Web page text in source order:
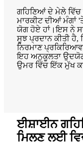
ਗਹਿਣਿਆਂ ਦੇ ਮੇਲੇ ਵਿੱਚ
ਮਾਰਕੀਟ ਦੀਆਂ ਮੰਗਾਂ
ਯੋਗ ਹੋਏ ਹਾਂ।ਇਸ ਨੇ
ਸੂਝ ਪ੍ਰਦਾਨ ਕੀਤੀ
ਨਿਰਮਾਣ
ਇਹ ਅਨੁਕੂਲਤਾ ਉਦਯੋਗ
ਉਮਰ ਵਿੱਚ ਇੱਕ ਮੁੱਖ
ਈਸ਼ਾਈਨ
ਮਿਲਣ ਲਈ